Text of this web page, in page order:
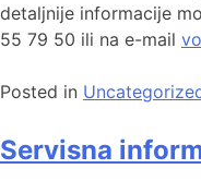
detaljnije informacije
55 79 50 ili na e-mail
Posted in
Servisna